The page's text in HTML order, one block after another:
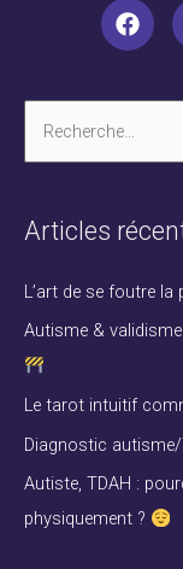
h
h
e
r
:
Articles
L’art de se foutre la
Autisme &
Le tarot intuitif
Diagnostic
Autiste, TDAH :
physiquement ?